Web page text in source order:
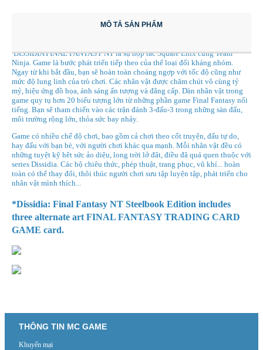
MÔ TẢ SẢN PHẨM
DISSIDIA FINAL FANTASY NT là sự hợp tác Square Enix cùng Team
Ninja. Game là bước phát triển tiếp theo của thể loại đối kháng nhóm.
Ngay từ khi bắt đầu, bạn sẽ hoàn toàn choáng ngợp với tốc độ cũng như
mức độ lung linh của trò chơi. Các nhân vật được chăm chút vô cùng tỷ
mỷ, hiệu ứng đồ họa, ánh sáng ấn tượng và đẳng cấp. Dàn nhân vật trong
game quy tụ hơn 20 biểu tượng lớn từ những phần game Final Fantasy nổi
tiếng. Bạn sẽ tham chiến vào các trận đánh 3-đấu-3 trong những sàn đấu,
môi trường rộng lớn, thỏa sức bay nhảy.
Game có nhiều chế độ chơi, bao gồm cả chơi theo cốt truyện, đấu tự do,
hay đấu với bạn bè, với người chơi khác qua mạnh. Mỗi nhân vật đều có
những tuyệt kỹ hêt sức ảo diệu, long trời lở đât, điều đã quá quen thuộc với
series Dissidia. Các bộ chiêu thức, phép thuật, trang phục, vũ khí... hoàn
toàn có thể thay đổi, thôi thúc người chơi sưu tập luyện tập, phát triển cho
nhân vật mình thích...
*Dissidia: Final Fantasy NT Steelbook Edition includes
three alternate art FINAL FANTASY TRADING CARD
GAME card.
THÔNG TIN MC GAME
Khuyến mại